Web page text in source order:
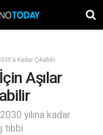
Kadar Çıkabilir
Aşılar
yılına kadar
tıbbi